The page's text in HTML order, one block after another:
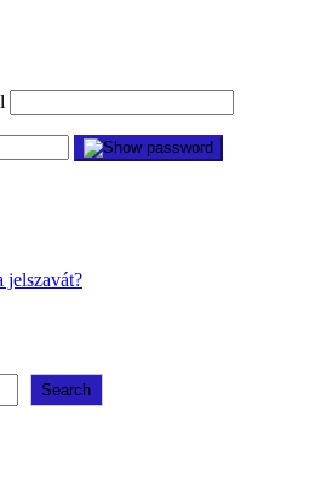
jelszavát?
Search